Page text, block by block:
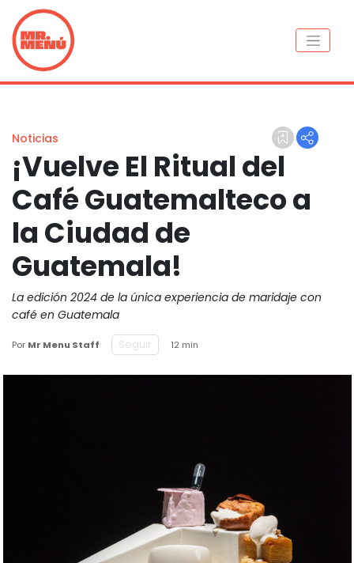
Noticias
¡Vuelve El Ritual del
Café Guatemalteco a
la Ciudad de
Guatemala!
La edición 2024 de la única experiencia de maridaje con
café en Guatemala
Por Mr Menu Staff Seguir 12 min